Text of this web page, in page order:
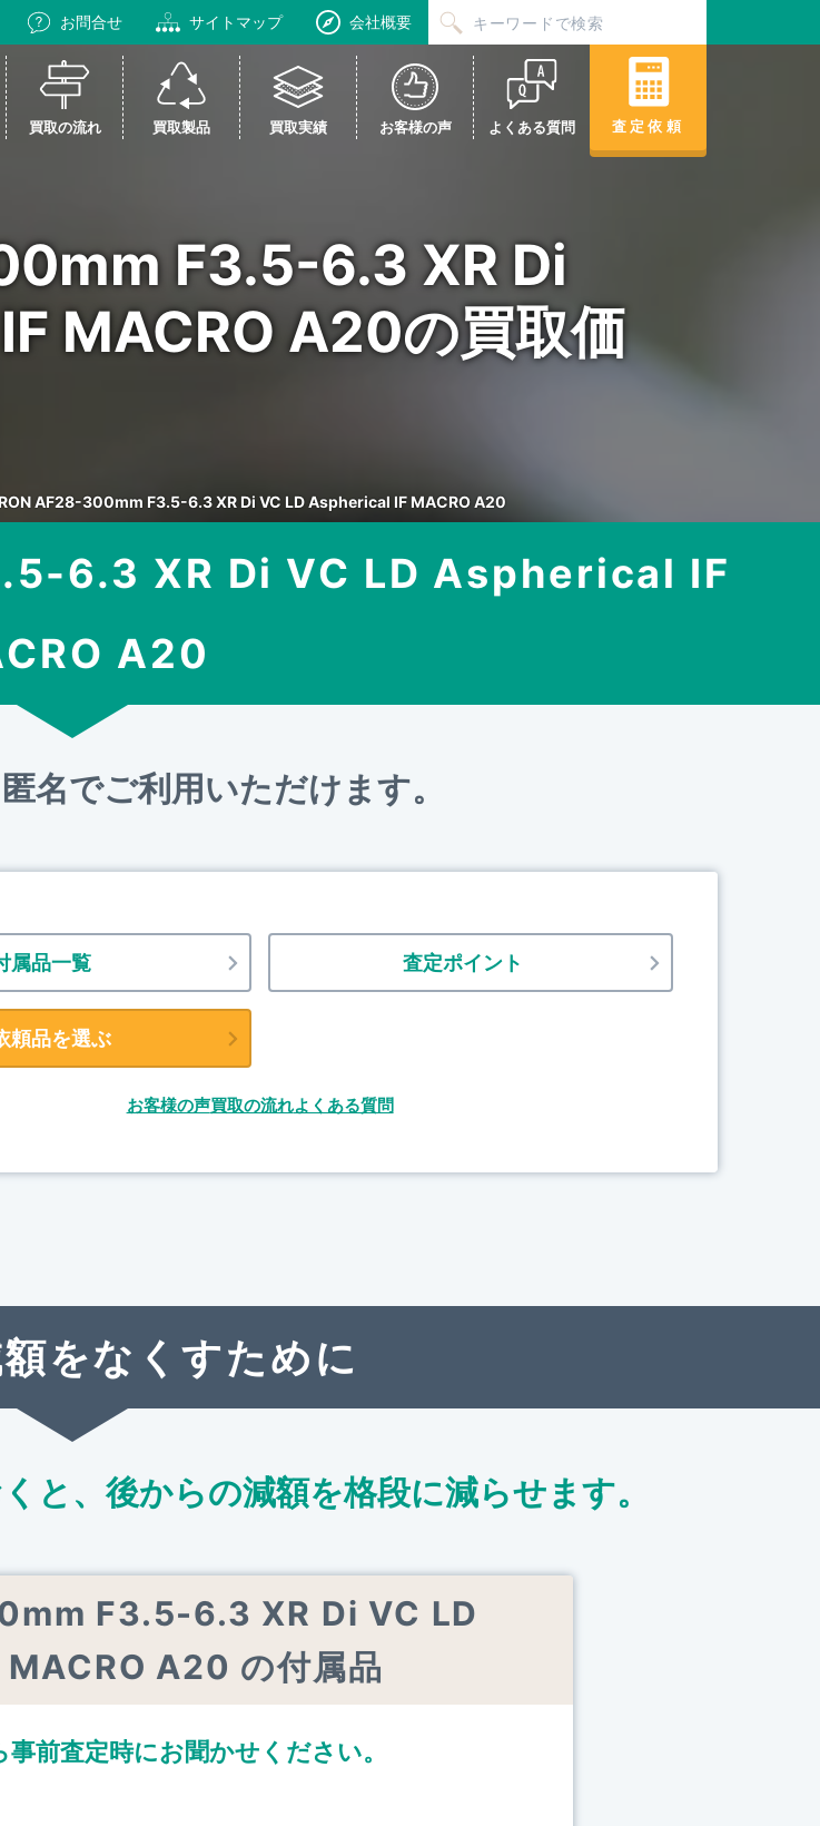
お問合せ サイトマップ 会社概要
買取の流れ 買取製品 買取実績 お客様の声 よくある質問 査定依頼
F3.5-6.3 XR Di
MACRO A20の買取価
AF28-300mm F3.5-6.3 XR Di VC LD Aspherical IF MACRO A20
6.3 XR Di VC LD Aspherical IF
A20
名でご利用いただけます。
属品一覧 査定ポイント
頼品を選ぶ
お客様の声買取の流れよくある質問
をなくすために
と、後からの減額を格段に減らせます。
F3.5-6.3 XR Di VC LD
A20 の付属品
事前査定時にお聞かせください。